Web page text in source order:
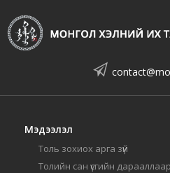
Мэдээлэл
Толь зохиох арга зүй
Толийн сан үсгийн дарааллаар